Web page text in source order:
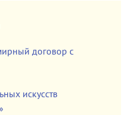
договор с
искусств